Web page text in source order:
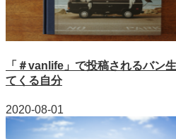
「＃vanlife」で投稿されるバン
てくる自分
2020-08-01